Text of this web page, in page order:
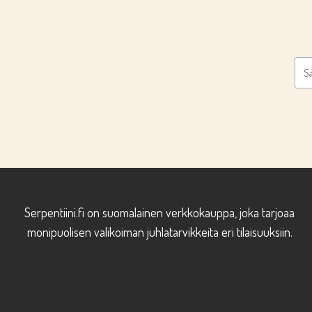
Serpentiini.fi on suomalainen verkkokauppa, joka tarjoaa
monipuolisen valikoiman juhlatarvikkeita eri tilaisuuksiin.